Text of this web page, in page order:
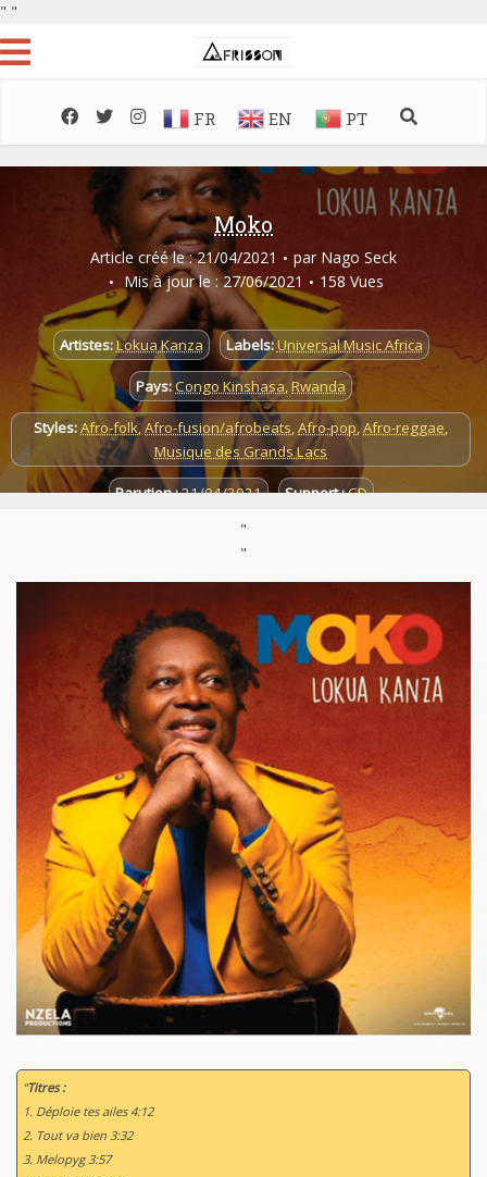
" "
FR EN PT
Moko
Article créé le : 21/04/2021 par Nago Seck
Mis à jour le : 27/06/2021
158 Vues
Artistes:Lokua Kanza Labels:Universal Music Africa
Pays:Congo Kinshasa, Rwanda
Styles:Afro-folk,Afro-fusion/afrobeats,Afro-pop,Afro-reggae,
Musique des Grands Lacs
Parution :21/04/2021 Support :CD
"
"
“Titres :
1. Déploie tes ailes 4:12
2. Tout va bien 3:32
3. Melopyg 3:57